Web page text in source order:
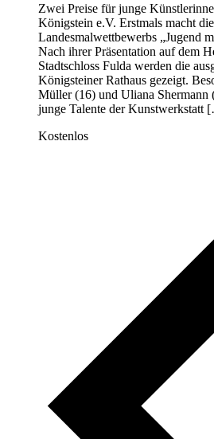
Zwei Preise für junge
Königstein e.V. Erstmals macht
Landesmalwettbewerbs „Jugend
Nach ihrer Präsentation auf dem
Stadtschloss Fulda werden die
Königsteiner Rathaus gezeigt.
Müller (16) und Uliana Shermann
junge Talente der Kunstwerkstatt
Kostenlos